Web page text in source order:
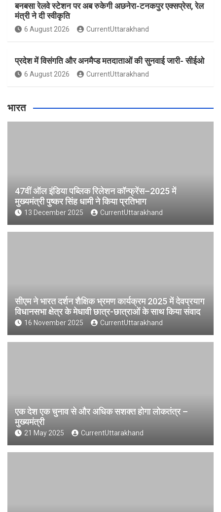
बनबसा रेलवे स्टेशन पर अब रुकेगी अछनेरा-टनकपुर एक्सप्रेस, रेल
मंत्री ने दी स्वीकृति
6 August 2026 CurrentUttarakhand
प्रदेश में विसंगति और अनमैप्ड मतदाताओं की सुनवाई जारी- सीईओ
6 August 2026 CurrentUttarakhand
भारत
47वीं ऑल इंडिया पब्लिक रिलेशन कॉन्फ्रेंस–2025 में
मुख्यमंत्री पुष्कर सिंह धामी ने किया प्रतिभाग
13 December 2025 CurrentUttarakhand
सीएम ने भारत दर्शन शैक्षिक भ्रमण कार्यक्रम 2025 में देवप्रयाग
विधानसभा क्षेत्र के मेधावी छात्र-छात्राओं के साथ किया संवाद
16 November 2025 CurrentUttarakhand
एक देश एक चुनाव से और अधिक सशक्त होगा लोकतंत्र –
मुख्यमंत्री
21 May 2025 CurrentUttarakhand